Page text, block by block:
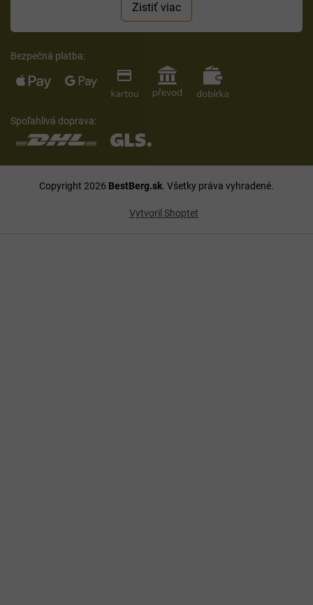
Zistiť viac
Bezpečná platba:
Spoľahlivá doprava:
Vytvoril Shoptet
Copyright 2026 BestBerg.sk. Všetky práva vyhradené.